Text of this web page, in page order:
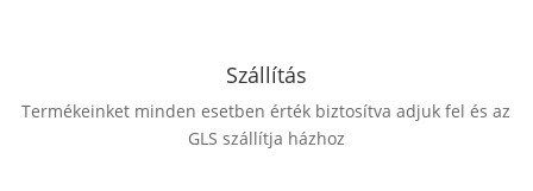
Szállítás
Termékeinket minden esetben érték biztosítva adjuk fel és az
GLS szállítja házhoz